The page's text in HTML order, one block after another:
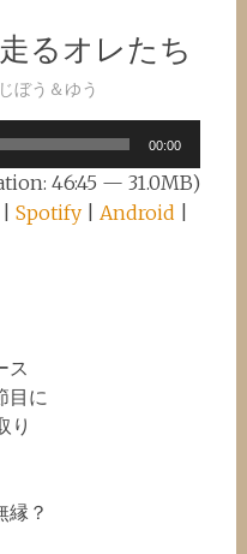
るオレたち
ぼう＆ゆう
00:00
46:45 — 31.0MB)
Spotify| Android
ス
目に
り
縁？